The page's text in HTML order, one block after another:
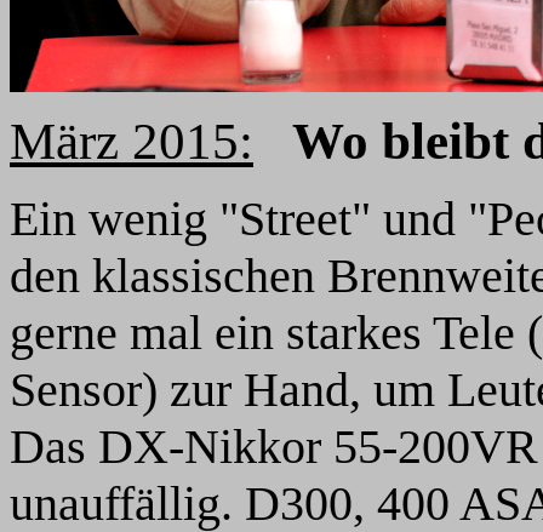
März 2015: Wo bleibt
Ein wenig "Street" und
den klassischen
gerne mal ein starkes
Sensor) zur Hand, um
Das DX-Nikkor 55-
unauffällig. D300, 400